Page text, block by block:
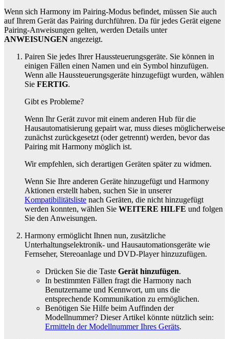
Wenn sich Harmony im Pairing-Modus befindet, müssen Sie auch
auf Ihrem Gerät das Pairing durchführen. Da für jedes Gerät eigene
Pairing-Anweisungen gelten, werden Details unter
ANWEISUNGEN angezeigt.
Pairen Sie jedes Ihrer Haussteuerungsgeräte. Sie können in
einigen Fällen einen Namen und ein Symbol hinzufügen.
Wenn alle Haussteuerungsgeräte hinzugefügt wurden, wählen
Sie FERTIG.
Gibt es Probleme?
Wenn Ihr Gerät zuvor mit einem anderen Hub für die
Hausautomatisierung gepairt war, muss dieses möglicherweise
zunächst zurückgesetzt (oder getrennt) werden, bevor das
Pairing mit Harmony möglich ist.
Wir empfehlen, sich derartigen Geräten später zu widmen.
Wenn Sie Ihre anderen Geräte hinzugefügt und Harmony
Aktionen erstellt haben, suchen Sie in unserer
Kompatibilitätsliste nach Geräten, die nicht hinzugefügt
werden konnten, wählen Sie WEITERE HILFE und folgen
Sie den Anweisungen.
Harmony ermöglicht Ihnen nun, zusätzliche
Unterhaltungselektronik- und Hausautomationsgeräte wie
Fernseher, Stereoanlage und DVD-Player hinzuzufügen.
Drücken Sie die Taste Gerät hinzufügen.
In bestimmten Fällen fragt die Harmony nach
Benutzername und Kennwort, um uns die
entsprechende Kommunikation zu ermöglichen.
Benötigen Sie Hilfe beim Auffinden der
Modellnummer? Dieser Artikel könnte nützlich sein:
Ermitteln der Modellnummer Ihres Geräts.